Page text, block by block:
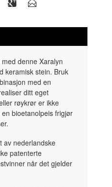
denne Xaralyn
keramisk stein. Bruk
med en
ditt eget
røykrør er ikke
bioetanolpeis frigjør
av nederlandske
patenterte
når det gjelder